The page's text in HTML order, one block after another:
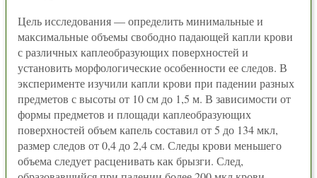
Цель исследования — определить минимальные и
максимальные объемы свободно падающей капли крови
с различных каплеобразующих поверхностей и
установить морфологические особенности ее следов. В
эксперименте изучили капли крови при падении разных
предметов с высоты от 10 см до 1,5 м. В зависимости от
формы предметов и площади каплеобразующих
поверхностей объем капель составил от 5 до 134 мкл,
размер следов от 0,4 до 2,4 см. Следы крови меньшего
объема следует расценивать как брызги. След,